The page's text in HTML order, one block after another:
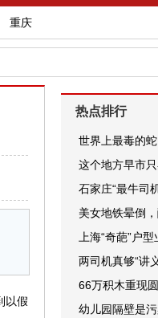
重庆
以假
热点排行
世界上最毒的
这个地方早市
石家庄“最牛司
美女地铁晕倒
上海“奇葩”户
两司机真够“讲
66万积木重现
幼儿园隔壁是